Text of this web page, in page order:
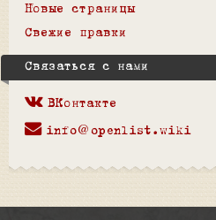
Новые страницы
Свежие правки
Связаться с нами
ВКонтакте
info@openlist.wiki